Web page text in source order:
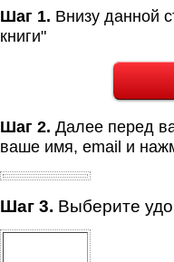
Шаг 1. Внизу данной
книги"
Шаг 2. Далее перед
ваше имя, email и
Шаг 3. Выберите